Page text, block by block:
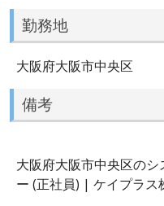
勤務地
大阪府大阪市中央区
備考
大阪府大阪市中央区の
ー (正社員) | ケイプラス